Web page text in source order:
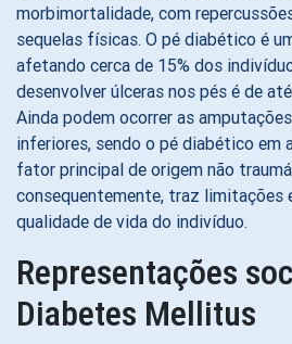
morbimortalidade, com
sequelas físicas. O pé diabético é
afetando cerca de 15% dos
desenvolver úlceras nos pés é de
Ainda podem ocorrer as
inferiores, sendo o pé diabético em
fator principal de origem não
consequentemente, traz limitações
qualidade de vida do indivíduo.
Representações
Diabetes Mellitus